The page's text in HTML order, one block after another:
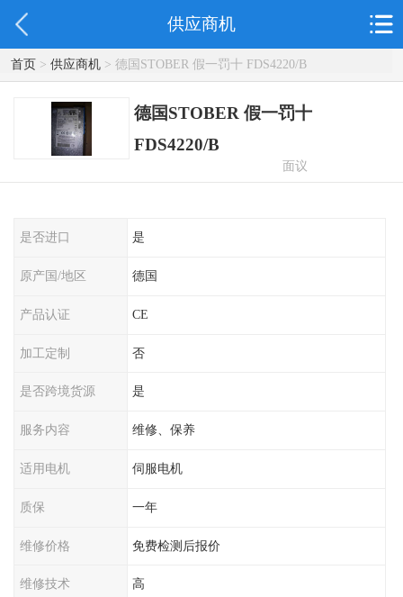
供应商机
首页> 供应商机> 德国STOBER 假一罚十 FDS4220/B
德国STOBER 假一罚十
FDS4220/B
面议
是否进口 是
原产国/地区 德国
产品认证 CE
加工定制 否
是否跨境货源 是
服务内容 维修、保养
适用电机 伺服电机
质保 一年
维修价格 免费检测后报价
维修技术 高